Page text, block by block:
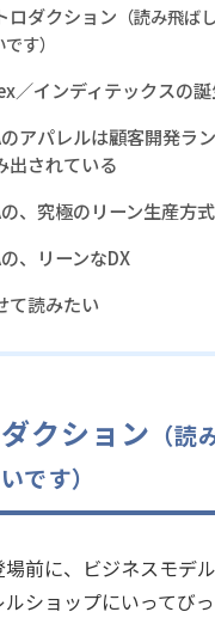
ロダクション （読み飛ば
す）
／インディテックスの
アパレルは顧客開発ラ
出されている
、究極のリーン生産方式
、リーンなDX
て読みたい
クション （読
です）
前に、ビジネスモデ
ショップにいってび